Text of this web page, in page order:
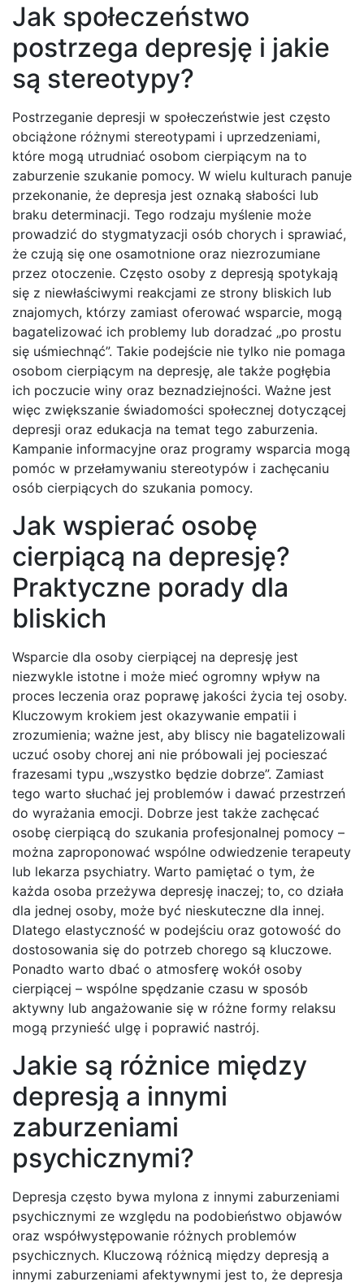
Jak społeczeństwo
postrzega depresję i jakie
są stereotypy?
Postrzeganie depresji w społeczeństwie jest często
obciążone różnymi stereotypami i uprzedzeniami,
które mogą utrudniać osobom cierpiącym na to
zaburzenie szukanie pomocy. W wielu kulturach panuje
przekonanie, że depresja jest oznaką słabości lub
braku determinacji. Tego rodzaju myślenie może
prowadzić do stygmatyzacji osób chorych i sprawiać,
że czują się one osamotnione oraz niezrozumiane
przez otoczenie. Często osoby z depresją spotykają
się z niewłaściwymi reakcjami ze strony bliskich lub
znajomych, którzy zamiast oferować wsparcie, mogą
bagatelizować ich problemy lub doradzać „po prostu
się uśmiechnąć”. Takie podejście nie tylko nie pomaga
osobom cierpiącym na depresję, ale także pogłębia
ich poczucie winy oraz beznadziejności. Ważne jest
więc zwiększanie świadomości społecznej dotyczącej
depresji oraz edukacja na temat tego zaburzenia.
Kampanie informacyjne oraz programy wsparcia mogą
pomóc w przełamywaniu stereotypów i zachęcaniu
osób cierpiących do szukania pomocy.
Jak wspierać osobę
cierpiącą na depresję?
Praktyczne porady dla
bliskich
Wsparcie dla osoby cierpiącej na depresję jest
niezwykle istotne i może mieć ogromny wpływ na
proces leczenia oraz poprawę jakości życia tej osoby.
Kluczowym krokiem jest okazywanie empatii i
zrozumienia; ważne jest, aby bliscy nie bagatelizowali
uczuć osoby chorej ani nie próbowali jej pocieszać
frazesami typu „wszystko będzie dobrze”. Zamiast
tego warto słuchać jej problemów i dawać przestrzeń
do wyrażania emocji. Dobrze jest także zachęcać
osobę cierpiącą do szukania profesjonalnej pomocy –
można zaproponować wspólne odwiedzenie terapeuty
lub lekarza psychiatry. Warto pamiętać o tym, że
każda osoba przeżywa depresję inaczej; to, co działa
dla jednej osoby, może być nieskuteczne dla innej.
Dlatego elastyczność w podejściu oraz gotowość do
dostosowania się do potrzeb chorego są kluczowe.
Ponadto warto dbać o atmosferę wokół osoby
cierpiącej – wspólne spędzanie czasu w sposób
aktywny lub angażowanie się w różne formy relaksu
mogą przynieść ulgę i poprawić nastrój.
Jakie są różnice między
depresją a innymi
zaburzeniami
psychicznymi?
Depresja często bywa mylona z innymi zaburzeniami
psychicznymi ze względu na podobieństwo objawów
oraz współwystępowanie różnych problemów
psychicznych. Kluczową różnicą między depresją a
innymi zaburzeniami afektywnymi jest to, że depresja